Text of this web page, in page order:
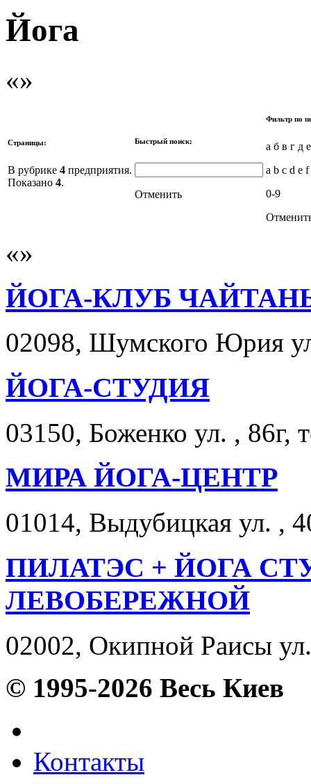
Йога
Страницы:
В рубрике 4 предприятия.
Показано 4.
Быстрый поиск:
Отменить
Фильтр по
а б в г д
a b c d e
0-9
ЙОГА-КЛУБ
02098, Шумского Юрия
ЙОГА-СТУДИЯ
03150, Боженко ул. , 86г,
МИРА ЙОГА-ЦЕНТР
01014, Выдубицкая ул. ,
ПИЛАТЭС + ЙОГА
ЛЕВОБЕРЕЖНОЙ
02002, Окипной Раисы
© 1995-2026 Весь Киев
Контакты